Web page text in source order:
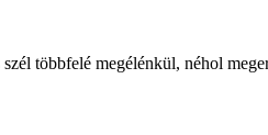
többfelé megélénkül, néhol